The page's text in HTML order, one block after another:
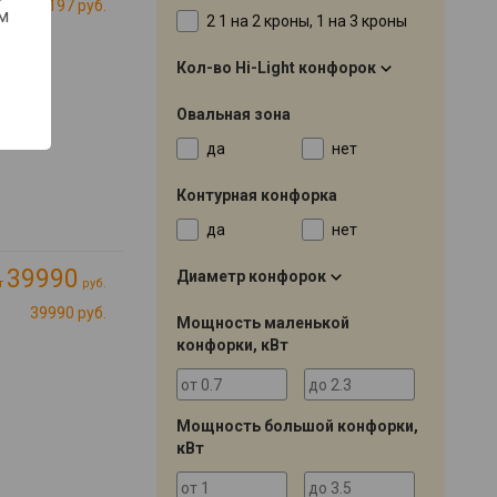
36197 руб.
39990 руб.
39990 руб.
2 1 на 2 кроны, 1 на 3 кроны
Кол-во Hi-Light конфорок
Овальная зона
да
нет
Контурная конфорка
да
нет
Диаметр конфорок
Мощность маленькой
конфорки, кВт
Мощность большой конфорки,
кВт